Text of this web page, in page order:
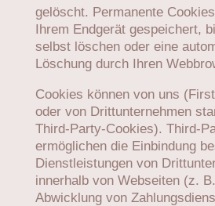
gelöscht. Permanente
Ihrem Endgerät gespeichert,
selbst löschen oder eine
Löschung durch Ihren
Cookies können von uns
oder von Drittunternehmen
Third-Party-Cookies). Third-
ermöglichen die Einbindung
Dienstleistungen von
innerhalb von Webseiten (z.
Abwicklung von